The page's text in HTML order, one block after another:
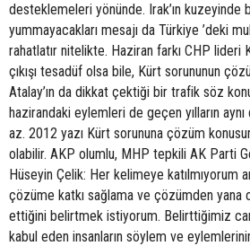
desteklemeleri yönünde. Irak’ın
yummayacakları mesajı da Türkiye ’deki
rahatlatır nitelikte. Haziran farkı CHP lideri
çıkışı tesadüf olsa bile, Kürt sorununun
Atalay’ın da dikkat çektiği bir trafik söz
hazirandaki eylemleri de geçen yılların aynı
az. 2012 yazı Kürt sorununa çözüm
olabilir. AKP olumlu, MHP tepkili AK Parti
Hüseyin Çelik: Her kelimeye katılmıyorum
çözüme katkı sağlama ve çözümden yana
ettiğini belirtmek istiyorum. Belirttiğimiz
kabul eden insanların söylem ve